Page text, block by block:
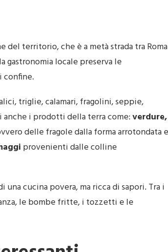
territorio, che è a metà strada tra Roma
gastronomia locale preserva le
confine.
triglie, calamari, fragolini, seppie,
i prodotti della terra come:verdure,
delle fragole dalla forma arrotondata e
provenienti dalle colline
cucina povera, ma ricca di sapori. Tra i
le bombe fritte, i tozzetti e le